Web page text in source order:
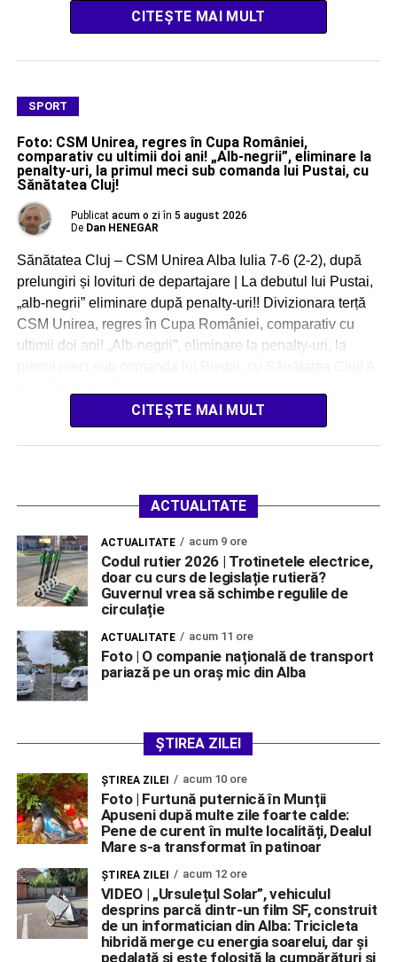
CITEȘTE MAI MULT
SPORT
Foto: CSM Unirea, regres în Cupa României,
comparativ cu ultimii doi ani! „Alb-negrii”, eliminare la
penalty-uri, la primul meci sub comanda lui Pustai, cu
Sănătatea Cluj!
Publicat acum o zi în 5 august 2026
De Dan HENEGAR
Sănătatea Cluj – CSM Unirea Alba Iulia 7-6 (2-2), după
prelungiri și lovituri de departajare | La debutul lui Pustai,
„alb-negrii” eliminare după penalty-uri!! Divizionara terță
CSM Unirea, regres în Cupa României, comparativ cu
ultimii doi ani! „Alb-negrii”, eliminare la penalty-uri, la
CITEȘTE MAI MULT
ACTUALITATE
ACTUALITATE acum 9 ore
Codul rutier 2026 | Trotinetele electrice,
doar cu curs de legislație rutieră?
Guvernul vrea să schimbe regulile de
circulație
ACTUALITATE acum 11 ore
Foto | O companie națională de transport
pariază pe un oraș mic din Alba
ȘTIREA ZILEI
ŞTIREA ZILEI acum 10 ore
Foto | Furtună puternică în Munții
Apuseni după multe zile foarte calde:
Pene de curent în multe localități, Dealul
Mare s-a transformat în patinoar
ŞTIREA ZILEI acum 12 ore
VIDEO | „Ursulețul Solar”, vehiculul
desprins parcă dintr-un film SF, construit
de un informatician din Alba: Tricicleta
hibridă merge cu energia soarelui, dar și
pedalată și este folosită la cumpărături și